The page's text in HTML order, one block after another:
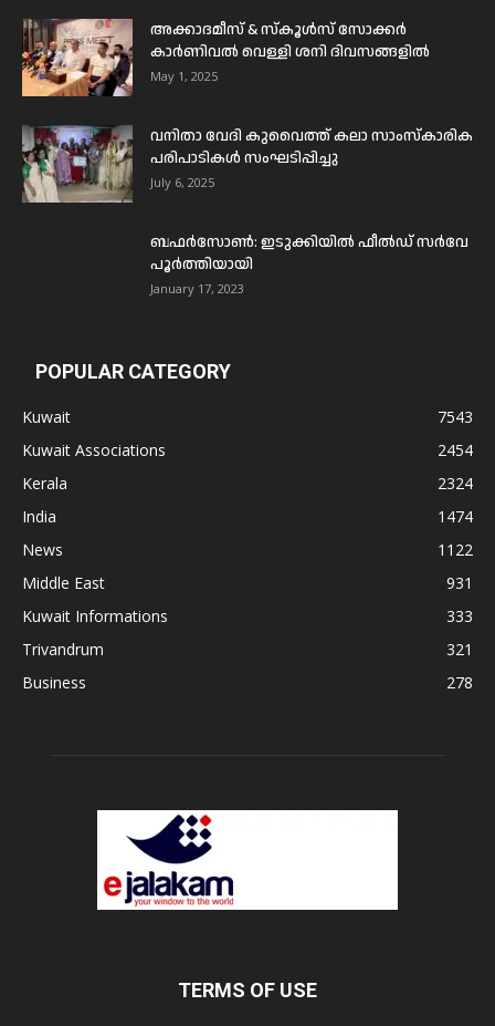
അക്കാദമീസ് & സ്കൂൾസ് സോക്കർ
കാർണിവൽ വെള്ളി ശനി ദിവസങ്ങളിൽ
May 1, 2025
വനിതാ വേദി കുവൈത്ത് കലാ സാംസ്കാരിക
പരിപാടികൾ സംഘടിപ്പിച്ചു
July 6, 2025
ബഫര്‍സോണ്‍: ഇടുക്കിയില്‍ ഫീല്‍ഡ് സര്‍വേ
പൂര്‍ത്തിയായി
January 17, 2023
POPULAR CATEGORY
Kuwait
7543
Kuwait Associations
2454
Kerala
2324
India
1474
News
1122
Middle East
931
Kuwait Informations
333
Trivandrum
321
Business
278
TERMS OF USE